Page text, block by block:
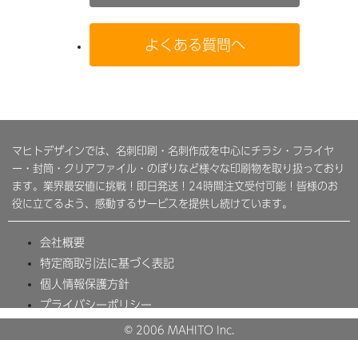
よくある質問へ
マヒトデザインでは、名刺印刷・名刺作成を中心にチラシ・フライヤ
ー・封筒・クリアファイル・のぼりなど様々な印刷物を取り扱っており
ます。業界最安値に挑戦！即日発送！24時間注文受付可能！皆様のお
役に立てるよう、感動するサービスを提供し続けています。
会社概要
特定商取引法に基づく表記
個人情報保護方針
プライバシーポリシー
© 2006 MAHITO Inc.